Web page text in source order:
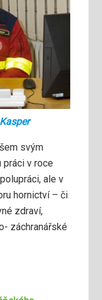
svým
práci v roce
ale v
hornictví – či
zdraví,
záchranářské